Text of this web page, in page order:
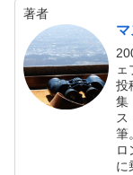
著者
ェ
投
集
ス
筆
ロ
に